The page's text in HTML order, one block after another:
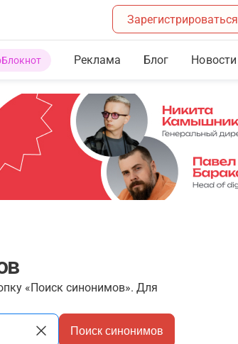
Зарегистрироваться
Реклама Блог Новости
«Поиск синонимов». Для
Поиск синонимов